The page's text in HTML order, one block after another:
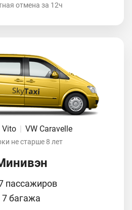
отмена за 12ч
Vito VW Caravelle
не старше 8 лет
пассажиров
7 багажа